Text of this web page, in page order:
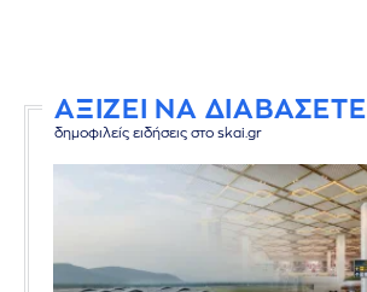
ΑΞΙΖΕΙ ΝΑ ΔΙΑΒΑΣΕΤΕ
δημοφιλείς ειδήσεις στο skai.gr